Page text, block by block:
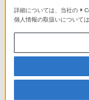
以下の製品・サ
アイコンをクリ
業務
[法
詳細については、当社の
個人情報の取扱いについては